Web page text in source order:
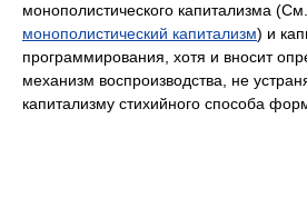
монополистического капитализма (См.
монополистический капитализм) и
программирования, хотя и вносит
механизм воспроизводства, не
капитализму стихийного способа